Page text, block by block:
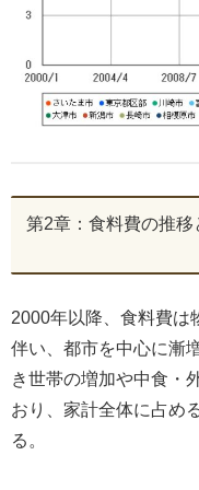
第2章：食料費の推
2000年以降、食料費は
伴い、都市を中心に漸
き世帯の増加や中食・
おり、家計全体に占め
る。